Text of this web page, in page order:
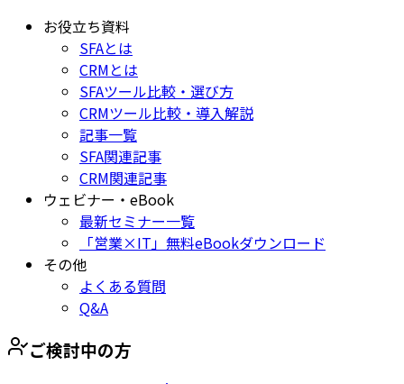
お役立ち資料
SFAとは
CRMとは
SFAツール比較・選び方
CRMツール比較・導入解説
記事一覧
SFA関連記事
CRM関連記事
ウェビナー・eBook
最新セミナー一覧
「営業×IT」無料eBookダウンロード
その他
よくある質問
Q&A
ご検討中の方